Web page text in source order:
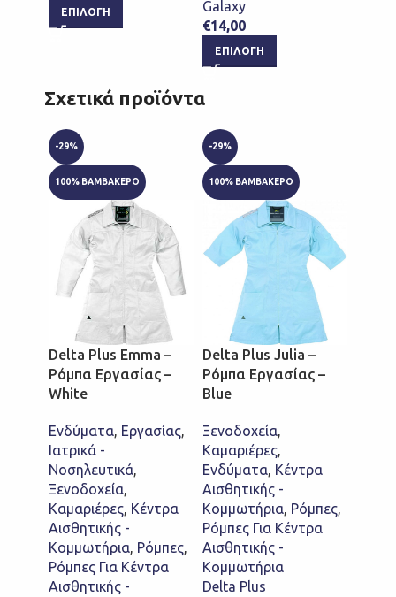
ΕΠΙΛΟΓΉ
Galaxy
€14,00
ΕΠΙΛΟΓΉ
Σχετικά προϊόντα
-29%
100% ΒΑΜΒΑΚΕΡΟ
Delta Plus Emma –
Ρόμπα Εργασίας –
White
Ενδύματα, Εργασίας,
Ιατρικά -
Νοσηλευτικά,
Ξενοδοχεία,
Καμαριέρες, Κέντρα
Αισθητικής -
Κομμωτήρια, Ρόμπες,
Ρόμπες Για Κέντρα
Αισθητικής -
-29%
100% ΒΑΜΒΑΚΕΡΟ
Delta Plus Julia –
Ρόμπα Εργασίας –
Blue
Ξενοδοχεία,
Καμαριέρες,
Ενδύματα, Κέντρα
Αισθητικής -
Κομμωτήρια, Ρόμπες,
Ρόμπες Για Κέντρα
Αισθητικής -
Κομμωτήρια
Delta Plus